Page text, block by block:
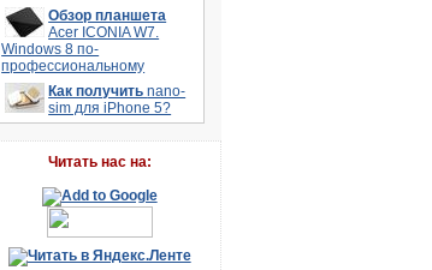
Обзор планшета
Acer ICONIA W7.
Windows 8 по-
профессиональному
Как получитьnano-
sim для iPhone 5?
Читать наc на: